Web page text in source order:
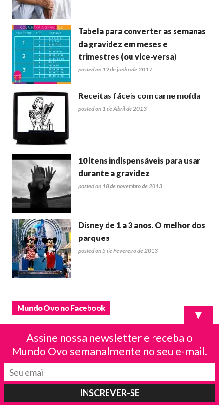
Tabela para converter as semanas
da gravidez em meses e
trimestres (ou vice-versa)
posted on 12 de junho de 2017
Receitas fáceis com carne moída
posted on 1 de Abril de 2013
10 itens indispensáveis para usar
durante a gravidez
posted on 18 de novembro de 2013
Disney de 1 a 3 anos. O melhor dos
parques
posted on 5 de Fevereiro de 2013
Mundo Ovo no Facebook ▼
Assine nossa newsletter e receba o
Mundo Ovo semanalmente no seu e-mail.